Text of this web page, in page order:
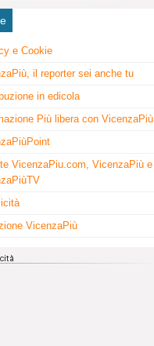
e Cookie
il reporter sei anche tu
in edicola
Più libera con VicenzaPiù
VicenzaPiu.com, VicenzaPiù e
VicenzaPiù